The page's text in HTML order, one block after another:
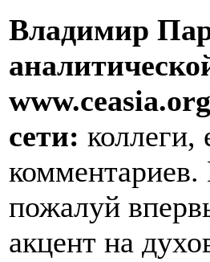
Владимир
www.ceasia.org
сети: коллеги,
пожалуй
акцент на